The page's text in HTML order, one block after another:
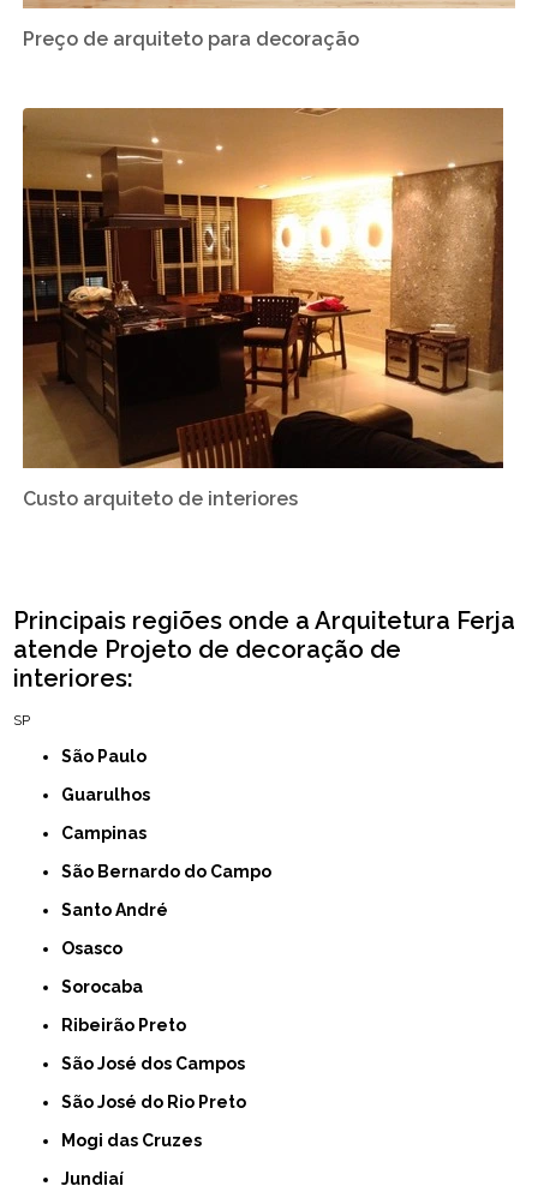
Preço de arquiteto para decoração
Custo arquiteto de interiores
Principais regiões onde a Arquitetura Ferja
atende Projeto de decoração de
interiores:
SP
São Paulo
Guarulhos
Campinas
São Bernardo do Campo
Santo André
Osasco
Sorocaba
Ribeirão Preto
São José dos Campos
São José do Rio Preto
Mogi das Cruzes
Jundiaí